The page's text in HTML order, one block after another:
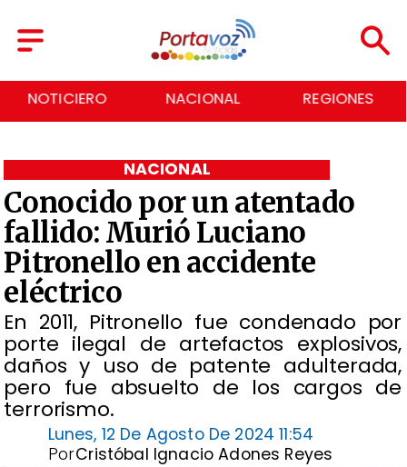
NACIONAL REGIONES ECONOMÍA
Conocido por un atentado
fallido: Murió Luciano
Pitronello en accidente
eléctrico
​En 2011, Pitronello fue condenado por
porte ilegal de artefactos explosivos,
daños y uso de patente adulterada,
pero fue absuelto de los cargos de
terrorismo.
NACIONAL
Lunes, 12 De Agosto De 2024 11:54
Cristóbal Ignacio Adones Reyes
Por